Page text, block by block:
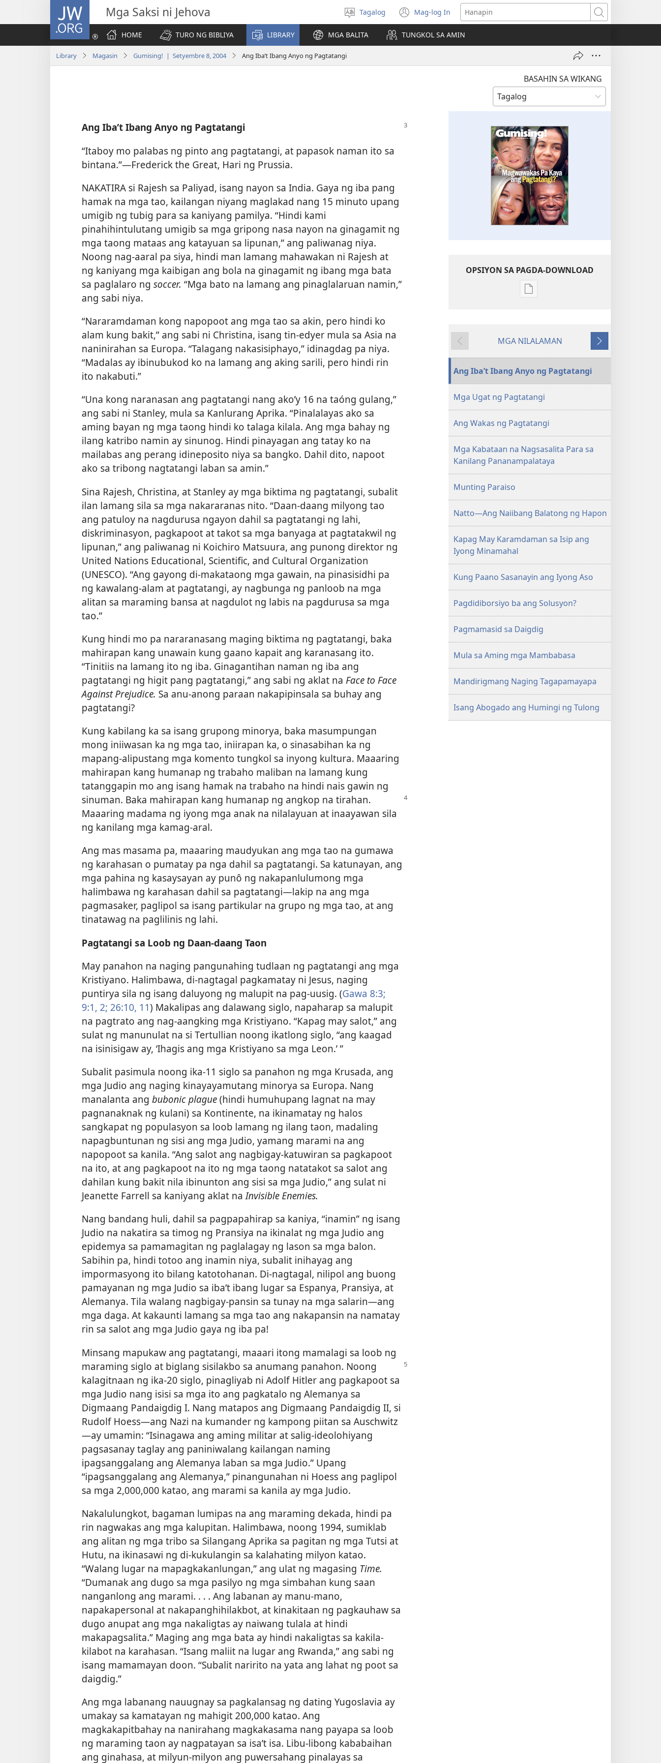
JW.ORG Mga Saksi ni Jehova
Pumili
ng
wika
Tagalog Mag-log In
(may
bubukas
na
bagong
Hanapin
HOME
TURO NG BIBLIYA LIBRARY MGA BALITA TUNGKOL SA AMIN
Library Magasin Gumising! | Setyembre 8, 2004 Ang Iba’t Ibang Anyo ng Pagtatangi
BASAHIN SA WIKANG
Ang Iba’t Ibang Anyo ng Pagtatangi
“Itaboy mo palabas ng pinto ang pagtatangi, at papasok naman ito sa
bintana.”​—Frederick the Great, Hari ng Prussia.
NAKATIRA si Rajesh sa Paliyad, isang nayon sa India. Gaya ng iba pang
hamak na mga tao, kailangan niyang maglakad nang 15 minuto upang
umigib ng tubig para sa kaniyang pamilya. “Hindi kami
pinahihintulutang umigib sa mga gripong nasa nayon na ginagamit ng
mga taong mataas ang katayuan sa lipunan,” ang paliwanag niya.
Noong nag-aaral pa siya, hindi man lamang mahawakan ni Rajesh at
ng kaniyang mga kaibigan ang bola na ginagamit ng ibang mga bata
sa paglalaro ng soccer. “Mga bato na lamang ang pinaglalaruan namin,”
ang sabi niya.
“Nararamdaman kong napopoot ang mga tao sa akin, pero hindi ko
alam kung bakit,” ang sabi ni Christina, isang tin-edyer mula sa Asia na
naninirahan sa Europa. “Talagang nakasisiphayo,” idinagdag pa niya.
“Madalas ay ibinubukod ko na lamang ang aking sarili, pero hindi rin
ito nakabuti.”
“Una kong naranasan ang pagtatangi nang ako’y 16 na taóng gulang,”
ang sabi ni Stanley, mula sa Kanlurang Aprika. “Pinalalayas ako sa
aming bayan ng mga taong hindi ko talaga kilala. Ang mga bahay ng
ilang katribo namin ay sinunog. Hindi pinayagan ang tatay ko na
mailabas ang perang idineposito niya sa bangko. Dahil dito, napoot
ako sa tribong nagtatangi laban sa amin.”
Sina Rajesh, Christina, at Stanley ay mga biktima ng pagtatangi, subalit
ilan lamang sila sa mga nakararanas nito. “Daan-daang milyong tao
ang patuloy na nagdurusa ngayon dahil sa pagtatangi ng lahi,
diskriminasyon, pagkapoot at takot sa mga banyaga at pagtatakwil ng
lipunan,” ang paliwanag ni Koichiro Matsuura, ang punong direktor ng
United Nations Educational, Scientific, and Cultural Organization
(UNESCO). “Ang gayong di-makataong mga gawain, na pinasisidhi pa
ng kawalang-alam at pagtatangi, ay nagbunga ng panloob na mga
alitan sa maraming bansa at nagdulot ng labis na pagdurusa sa mga
tao.”
Kung hindi mo pa nararanasang maging biktima ng pagtatangi, baka
mahirapan kang unawain kung gaano kapait ang karanasang ito.
“Tinitiis na lamang ito ng iba. Ginagantihan naman ng iba ang
pagtatangi ng higit pang pagtatangi,” ang sabi ng aklat na Face to Face
Against Prejudice. Sa anu-anong paraan nakapipinsala sa buhay ang
pagtatangi?
Kung kabilang ka sa isang grupong minorya, baka masumpungan
mong iniiwasan ka ng mga tao, iniirapan ka, o sinasabihan ka ng
mapang-alipustang mga komento tungkol sa inyong kultura. Maaaring
mahirapan kang humanap ng trabaho maliban na lamang kung
tatanggapin mo ang isang hamak na trabaho na hindi nais gawin ng
sinuman. Baka mahirapan kang humanap ng angkop na tirahan.
Maaaring madama ng iyong mga anak na nilalayuan at inaayawan sila
ng kanilang mga kamag-aral.
Ang mas masama pa, maaaring maudyukan ang mga tao na gumawa
ng karahasan o pumatay pa nga dahil sa pagtatangi. Sa katunayan, ang
mga pahina ng kasaysayan ay punô ng nakapanlulumong mga
halimbawa ng karahasan dahil sa pagtatangi​—lakip na ang mga
pagmasaker, paglipol sa isang partikular na grupo ng mga tao, at ang
tinatawag na paglilinis ng lahi.
Pagtatangi sa Loob ng Daan-daang Taon
May panahon na naging pangunahing tudlaan ng pagtatangi ang mga
Kristiyano. Halimbawa, di-nagtagal pagkamatay ni Jesus, naging
puntirya sila ng isang daluyong ng malupit na pag-uusig. (Gawa 8:3;
9:1, 2; 26:10, 11) Makalipas ang dalawang siglo, napaharap sa malupit
na pagtrato ang nag-aangking mga Kristiyano. “Kapag may salot,” ang
sulat ng manunulat na si Tertullian noong ikatlong siglo, “ang kaagad
na isinisigaw ay, ‘Ihagis ang mga Kristiyano sa mga Leon.’ ”
Subalit pasimula noong ika-11 siglo sa panahon ng mga Krusada, ang
mga Judio ang naging kinayayamutang minorya sa Europa. Nang
manalanta ang bubonic plague(hindi humuhupang lagnat na may
pagnanaknak ng kulani) sa Kontinente, na ikinamatay ng halos
sangkapat ng populasyon sa loob lamang ng ilang taon, madaling
napagbuntunan ng sisi ang mga Judio, yamang marami na ang
napopoot sa kanila. “Ang salot ang nagbigay-katuwiran sa pagkapoot
na ito, at ang pagkapoot na ito ng mga taong natatakot sa salot ang
dahilan kung bakit nila ibinunton ang sisi sa mga Judio,” ang sulat ni
Jeanette Farrell sa kaniyang aklat naInvisible Enemies.
Nang bandang huli, dahil sa pagpapahirap sa kaniya, “inamin” ng isang
Judio na nakatira sa timog ng Pransiya na ikinalat ng mga Judio ang
epidemya sa pamamagitan ng paglalagay ng lason sa mga balon.
Sabihin pa, hindi totoo ang inamin niya, subalit inihayag ang
impormasyong ito bilang katotohanan. Di-nagtagal, nilipol ang buong
pamayanan ng mga Judio sa iba’t ibang lugar sa Espanya, Pransiya, at
Alemanya. Tila walang nagbigay-pansin sa tunay na mga salarin​—ang
mga daga. At kakaunti lamang sa mga tao ang nakapansin na namatay
rin sa salot ang mga Judio gaya ng iba pa!
Minsang mapukaw ang pagtatangi, maaari itong mamalagi sa loob ng
maraming siglo at biglang sisilakbo sa anumang panahon. Noong
kalagitnaan ng ika-20 siglo, pinagliyab ni Adolf Hitler ang pagkapoot sa
mga Judio nang isisi sa mga ito ang pagkatalo ng Alemanya sa
Digmaang Pandaigdig I. Nang matapos ang Digmaang Pandaigdig II, si
Rudolf Hoess​—ang Nazi na kumander ng kampong piitan sa Auschwitz​
—ay umamin: “Isinagawa ang aming militar at salig-ideolohiyang
pagsasanay taglay ang paniniwalang kailangan naming
ipagsanggalang ang Alemanya laban sa mga Judio.” Upang
“ipagsanggalang ang Alemanya,” pinangunahan ni Hoess ang paglipol
sa mga 2,000,000 katao, ang marami sa kanila ay mga Judio.
Nakalulungkot, bagaman lumipas na ang maraming dekada, hindi pa
rin nagwakas ang mga kalupitan. Halimbawa, noong 1994, sumiklab
ang alitan ng mga tribo sa Silangang Aprika sa pagitan ng mga Tutsi at
Hutu, na ikinasawi ng di-kukulangin sa kalahating milyon katao.
“Walang lugar na mapagkakanlungan,” ang ulat ng magasing Time.
“Dumanak ang dugo sa mga pasilyo ng mga simbahan kung saan
nanganlong ang marami. . . . Ang labanan ay manu-mano,
napakapersonal at nakapanghihilakbot, at kinakitaan ng pagkauhaw sa
dugo anupat ang mga nakaligtas ay naiwang tulala at hindi
makapagsalita.” Maging ang mga bata ay hindi nakaligtas sa kakila-
kilabot na karahasan. “Isang maliit na lugar ang Rwanda,” ang sabi ng
isang mamamayan doon. “Subalit naririto na yata ang lahat ng poot sa
daigdig.”
Ang mga labanang nauugnay sa pagkalansag ng dating Yugoslavia ay
umakay sa kamatayan ng mahigit 200,000 katao. Ang
magkakapitbahay na nanirahang magkakasama nang payapa sa loob
ng maraming taon ay nagpatayan sa isa’t isa. Libu-libong kababaihan
ang ginahasa, at milyun-milyon ang puwersahang pinalayas sa
OPSIYON SA PAGDA-DOWNLOAD
Opsiyon
ng
GUMISING!
Setyembre 8,
Nauna
MGA NILALAMAN
Susunod
Ang Iba’t Ibang Anyo ng Pagtatangi
Mga Ugat ng Pagtatangi
Ang Wakas ng Pagtatangi
Mga Kabataan na Nagsasalita Para sa
Kanilang Pananampalataya
Munting Paraiso
Natto—Ang Naiibang Balatong ng Hapon
Kapag May Karamdaman sa Isip ang
Iyong Minamahal
Kung Paano Sasanayin ang Iyong Aso
Pagdidiborsiyo ba ang Solusyon?
Pagmamasid sa Daigdig
Mula sa Aming mga Mambabasa
Mandirigmang Naging Tagapamayapa
Isang Abogado ang Humingi ng Tulong